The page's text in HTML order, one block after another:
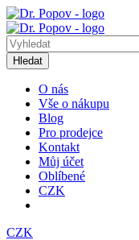
Hledat
O nás
Vše o nákupu
Blog
Pro prodejce
Kontakt
Můj účet
Oblíbené
CZK
CZK